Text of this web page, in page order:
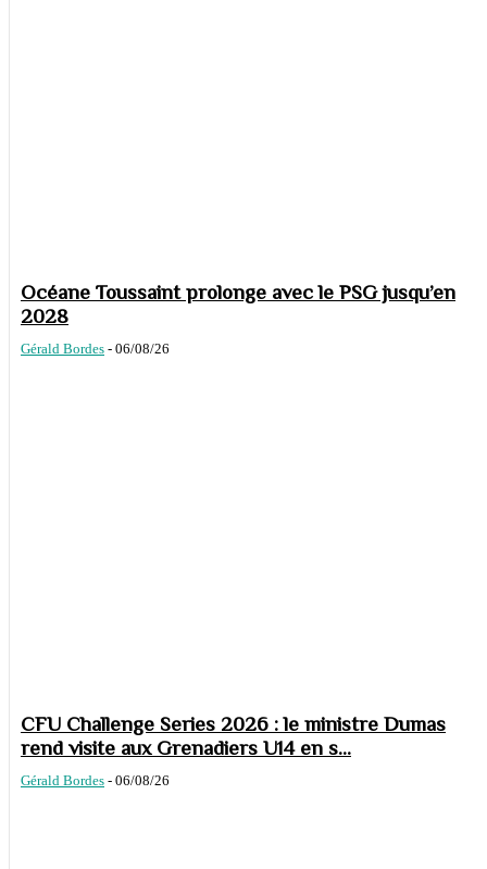
Océane Toussaint prolonge avec le PSG jusqu’en
2028
Gérald Bordes - 06/08/26
CFU Challenge Series 2026 : le ministre Dumas
rend visite aux Grenadiers U14 en s...
Gérald Bordes - 06/08/26